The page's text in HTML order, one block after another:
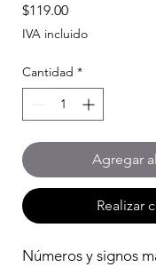
$119.00Precio
IVA incluido
Cantidad *
Agregar
Realizar
Números y signos